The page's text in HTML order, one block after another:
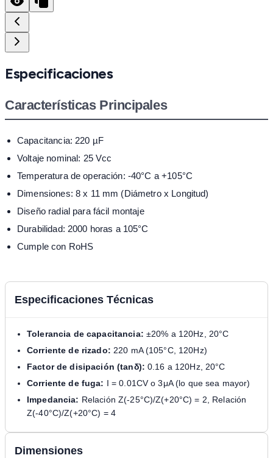
Especificaciones
Características Principales
Capacitancia: 220 µF
Voltaje nominal: 25 Vcc
Temperatura de operación: -40°C a +105°C
Dimensiones: 8 x 11 mm (Diámetro x Longitud)
Diseño radial para fácil montaje
Durabilidad: 2000 horas a 105°C
Cumple con RoHS
Especificaciones Técnicas
Tolerancia de capacitancia: ±20% a 120Hz, 20°C
Corriente de rizado: 220 mA (105°C, 120Hz)
Factor de disipación (tanδ): 0.16 a 120Hz, 20°C
Corriente de fuga: I = 0.01CV o 3μA (lo que sea mayor)
Impedancia: Relación Z(-25°C)/Z(+20°C) = 2, Relación
Z(-40°C)/Z(+20°C) = 4
Dimensiones